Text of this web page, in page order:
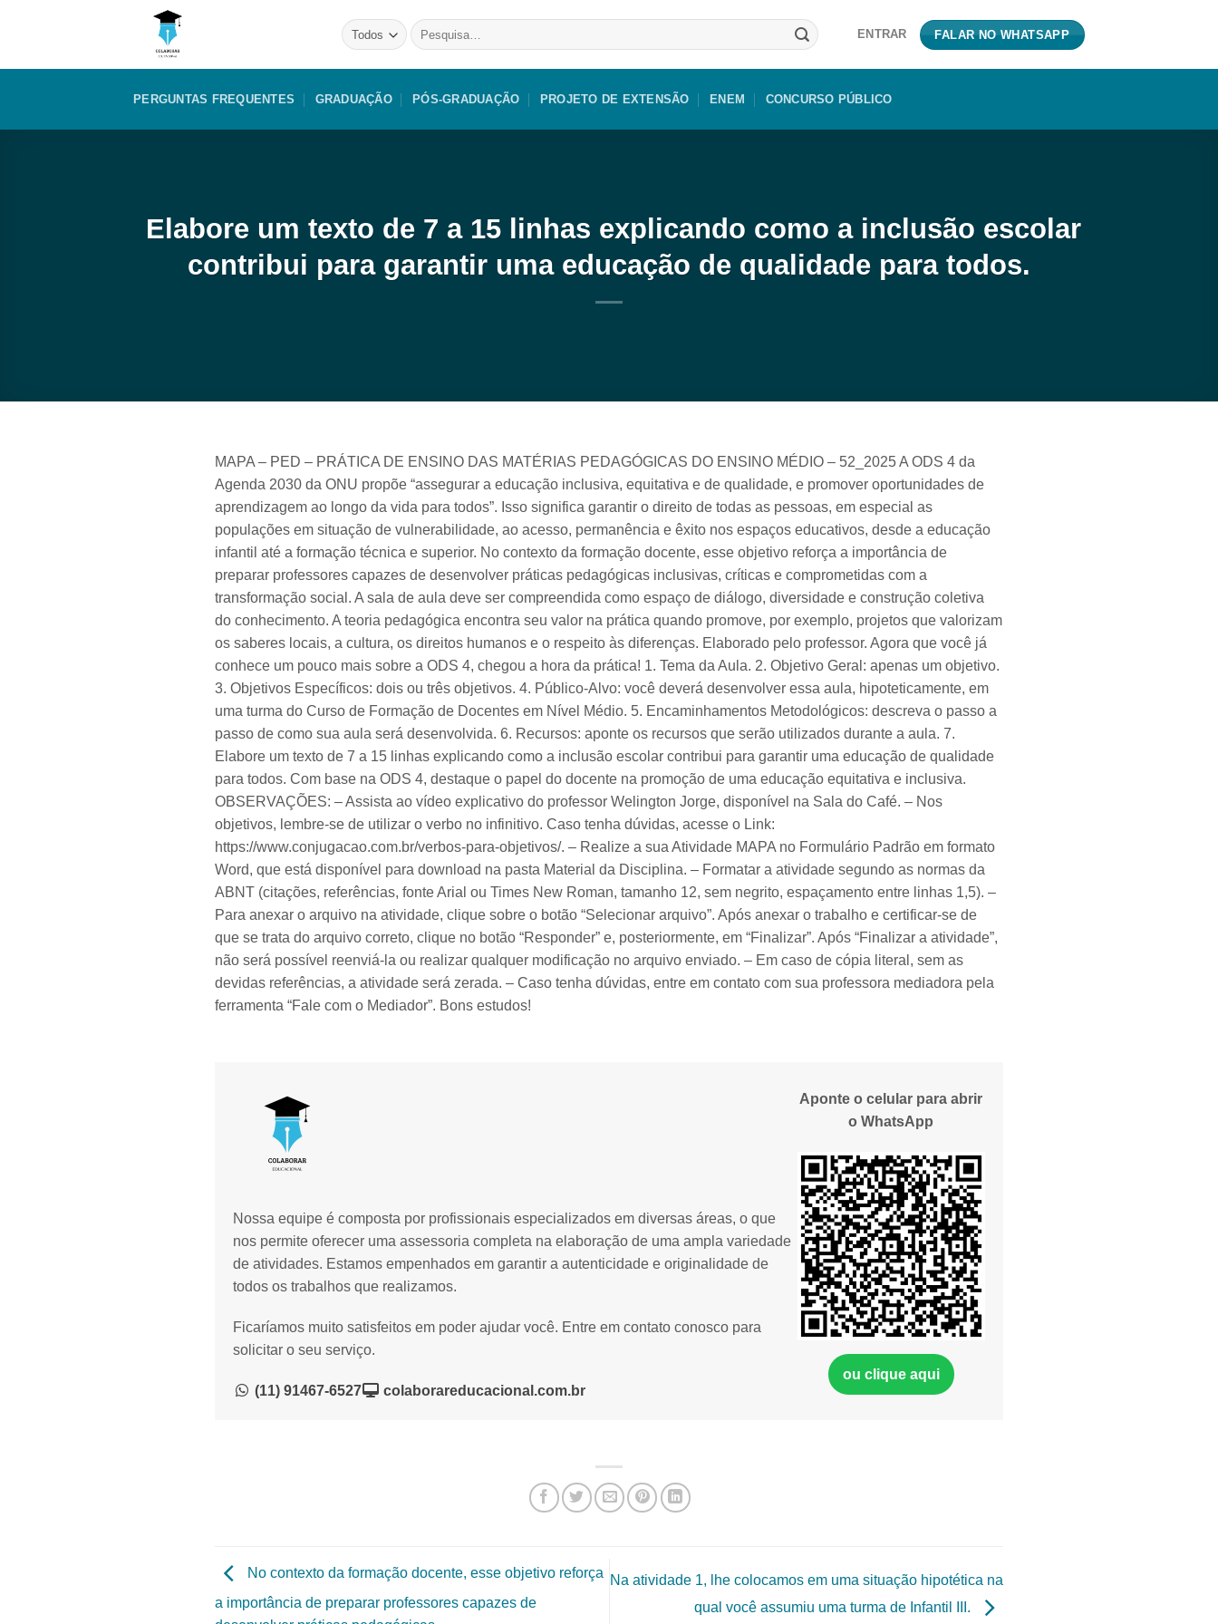
Pesquisar
por:
ENTRAR FALAR NO WHATSAPP
PERGUNTAS FREQUENTES GRADUAÇÃO PÓS-GRADUAÇÃO PROJETO DE EXTENSÃO ENEM CONCURSO PÚBLICO
Elabore um texto de 7 a 15 linhas explicando como a inclusão escolar
contribui para garantir uma educação de qualidade para todos.
MAPA – PED – PRÁTICA DE ENSINO DAS MATÉRIAS PEDAGÓGICAS DO ENSINO MÉDIO – 52_2025 A ODS 4 da
Agenda 2030 da ONU propõe “assegurar a educação inclusiva, equitativa e de qualidade, e promover oportunidades de
aprendizagem ao longo da vida para todos”. Isso significa garantir o direito de todas as pessoas, em especial as
populações em situação de vulnerabilidade, ao acesso, permanência e êxito nos espaços educativos, desde a educação
infantil até a formação técnica e superior. No contexto da formação docente, esse objetivo reforça a importância de
preparar professores capazes de desenvolver práticas pedagógicas inclusivas, críticas e comprometidas com a
transformação social. A sala de aula deve ser compreendida como espaço de diálogo, diversidade e construção coletiva
do conhecimento. A teoria pedagógica encontra seu valor na prática quando promove, por exemplo, projetos que valorizam
os saberes locais, a cultura, os direitos humanos e o respeito às diferenças. Elaborado pelo professor. Agora que você já
conhece um pouco mais sobre a ODS 4, chegou a hora da prática! 1. Tema da Aula. 2. Objetivo Geral: apenas um objetivo.
3. Objetivos Específicos: dois ou três objetivos. 4. Público-Alvo: você deverá desenvolver essa aula, hipoteticamente, em
uma turma do Curso de Formação de Docentes em Nível Médio. 5. Encaminhamentos Metodológicos: descreva o passo a
passo de como sua aula será desenvolvida. 6. Recursos: aponte os recursos que serão utilizados durante a aula. 7.
Elabore um texto de 7 a 15 linhas explicando como a inclusão escolar contribui para garantir uma educação de qualidade
para todos. Com base na ODS 4, destaque o papel do docente na promoção de uma educação equitativa e inclusiva.
OBSERVAÇÕES: – Assista ao vídeo explicativo do professor Welington Jorge, disponível na Sala do Café. – Nos
objetivos, lembre-se de utilizar o verbo no infinitivo. Caso tenha dúvidas, acesse o Link:
https://www.conjugacao.com.br/verbos-para-objetivos/. – Realize a sua Atividade MAPA no Formulário Padrão em formato
Word, que está disponível para download na pasta Material da Disciplina. – Formatar a atividade segundo as normas da
ABNT (citações, referências, fonte Arial ou Times New Roman, tamanho 12, sem negrito, espaçamento entre linhas 1,5). –
Para anexar o arquivo na atividade, clique sobre o botão “Selecionar arquivo”. Após anexar o trabalho e certificar-se de
que se trata do arquivo correto, clique no botão “Responder” e, posteriormente, em “Finalizar”. Após “Finalizar a atividade”,
não será possível reenviá-la ou realizar qualquer modificação no arquivo enviado. – Em caso de cópia literal, sem as
devidas referências, a atividade será zerada. – Caso tenha dúvidas, entre em contato com sua professora mediadora pela
ferramenta “Fale com o Mediador”. Bons estudos!
Nossa equipe é composta por profissionais especializados em diversas áreas, o que
nos permite oferecer uma assessoria completa na elaboração de uma ampla variedade
de atividades. Estamos empenhados em garantir a autenticidade e originalidade de
todos os trabalhos que realizamos.
Ficaríamos muito satisfeitos em poder ajudar você. Entre em contato conosco para
solicitar o seu serviço.
(11) 91467-6527 colaborareducacional.com.br
Aponte o celular para abrir
o WhatsApp
ou clique aqui
No contexto da formação docente, esse objetivo reforça
a importância de preparar professores capazes de
Na atividade 1, lhe colocamos em uma situação hipotética na
qual você assumiu uma turma de Infantil III.